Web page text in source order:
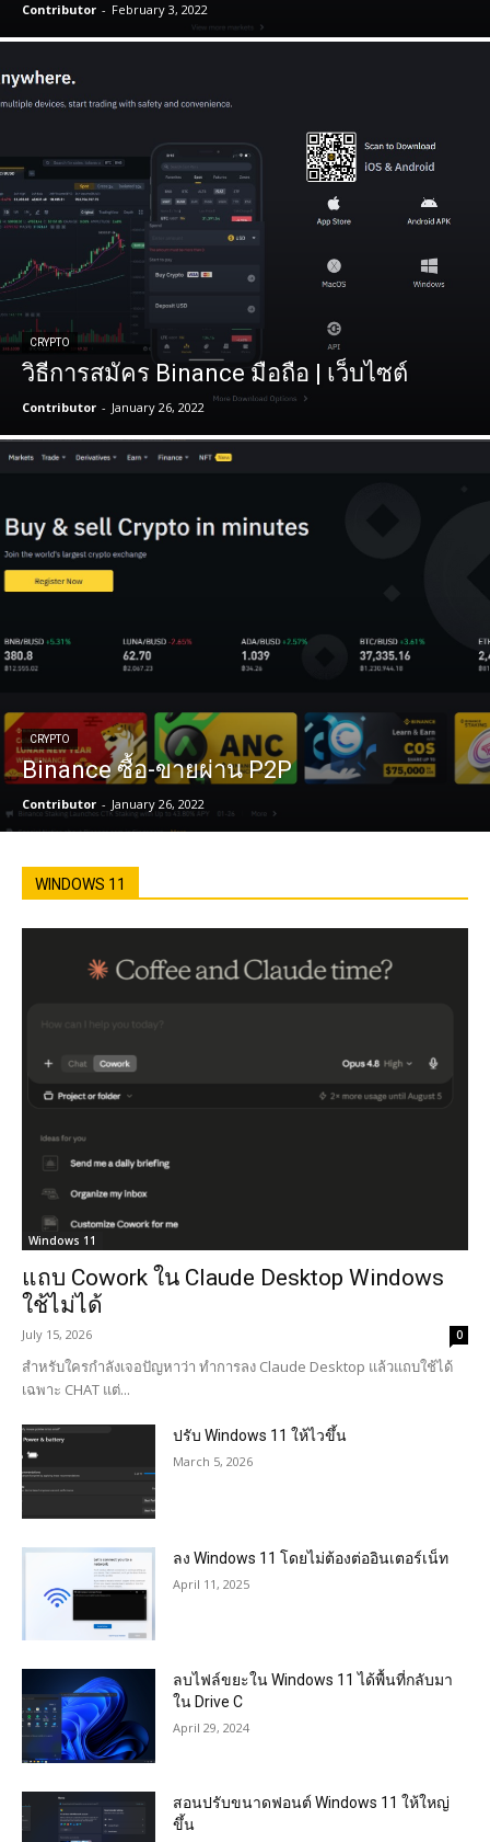
Contributor - February 3, 2022
CRYPTO
วิธีการสมัคร Binance มือถือ | เว็บไซต์
Contributor - January 26, 2022
CRYPTO
Binance ซื้อ-ขายผ่าน P2P
Contributor - January 26, 2022
WINDOWS 11
Windows 11
แถบ Cowork ใน Claude Desktop Windows
ใช้ไม่ได้
July 15, 2026 0
สำหรับใครกำลังเจอปัญหาว่า ทำการลง Claude Desktop แล้วแถบใช้ได้
เฉพาะ CHAT แต่...
ปรับ Windows 11 ให้ไวขึ้น
March 5, 2026
ลง Windows 11 โดยไม่ต้องต่ออินเตอร์เน็ท
April 11, 2025
ลบไฟล์ขยะใน Windows 11 ได้พื้นที่กลับมา
ใน Drive C
April 29, 2024
สอนปรับขนาดฟอนต์ Windows 11 ให้ใหญ่
ขึ้น